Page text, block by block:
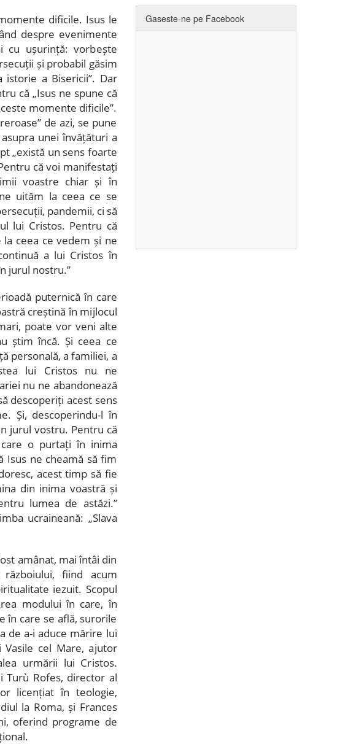
dificile. Isus le
despre evenimente
cu ușurință: vorbește
și probabil găsim
istorie a Bisericii”. Dar
că „Isus ne spune că
momente dificile”.
de azi, se pune
unei învățături a
„există un sens foarte
că voi manifestați
voastre chiar și în
uităm la ceea ce se
pandemii, ci să
lui Cristos. Pentru că
la ceea ce vedem și ne
a lui Cristos în
jurul nostru.”
puternică în care
creștină în mijlocul
poate vor veni alte
știm încă. Și ceea ce
personală, a familiei, a
lui Cristos nu ne
nu ne abandonează
descoperiți acest sens
Și, descoperindu-l în
jurul vostru. Pentru că
o purtați în inima
Isus ne cheamă să fim
acest timp să fie
din inima voastră și
lumea de astăzi.”
ucraineană: „Slava
amânat, mai întâi din
fiind acum
iezuit. Scopul
modului în care, în
în care se află, surorile
de a-i aduce mărire lui
cel Mare, ajutor
urmării lui Cristos.
Turù Rofes, director al
licențiat în teologie,
la Roma, și Frances
oferind programe de
Gaseste-ne pe Facebook